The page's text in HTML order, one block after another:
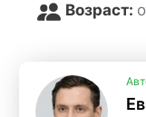
Возраст: